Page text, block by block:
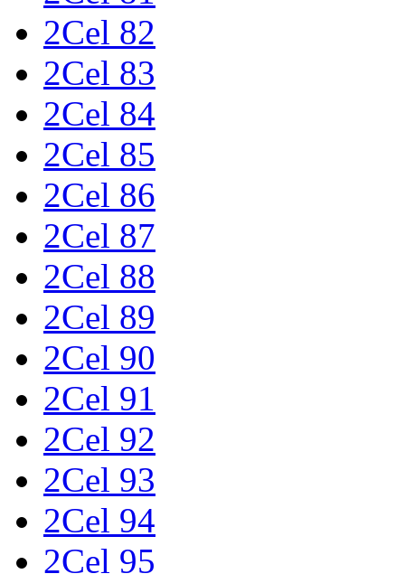
2Cel 82
2Cel 83
2Cel 84
2Cel 85
2Cel 86
2Cel 87
2Cel 88
2Cel 89
2Cel 90
2Cel 91
2Cel 92
2Cel 93
2Cel 94
2Cel 95